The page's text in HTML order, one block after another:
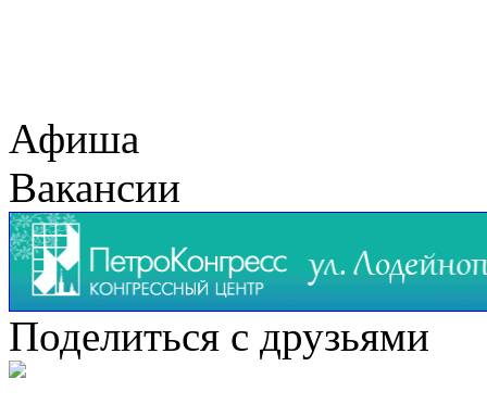
Афиша
Вакансии
Поделиться с друзьями